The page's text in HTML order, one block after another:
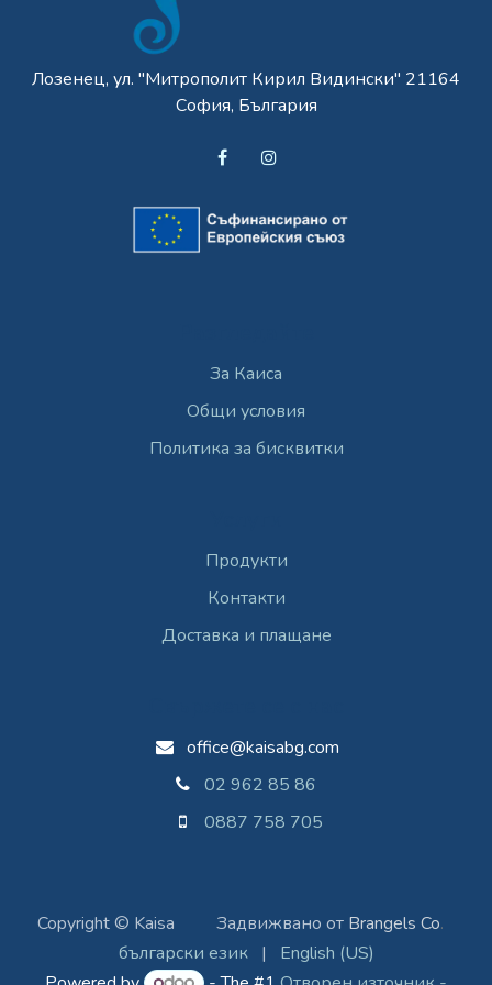
За Каиса
Общи условия
Политика за бисквитки
Продукти
Контакти
Доставка и плащане
office@kaisabg.com
02 962 85 86
0887 758 705
Лозенец, ул. "Митрополит Кирил Видински" 21164
София, България
Copyright © Kaisa ​Задвижвано от Brangels Co.
български език
|
English (US)